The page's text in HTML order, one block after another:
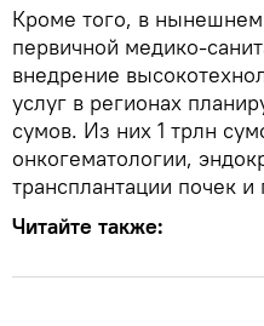
Кроме того, в
первичной медико-
внедрение
услуг в регионах
сумов. Из них 1 трлн
онкогематологии,
трансплантации почек и
Читайте также: